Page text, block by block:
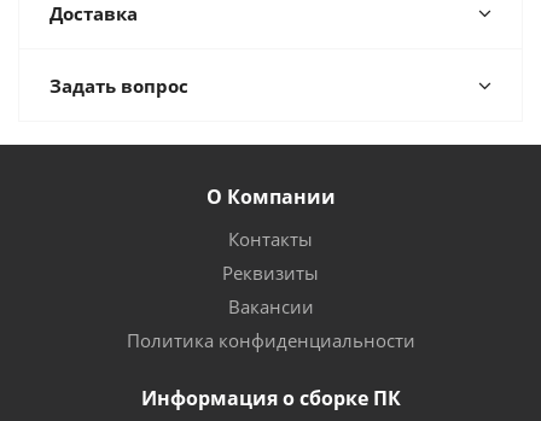
Доставка
Задать вопрос
О Компании
Контакты
Реквизиты
Вакансии
Политика конфиденциальности
Информация о сборке ПК